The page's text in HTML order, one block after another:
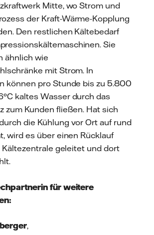
Mitte, wo Strom und
der Kraft-Wärme-Kopplung
Den restlichen Kältebedarf
Sie
ähnlich wie
mit Strom. In
können pro Stunde bis zu 5.800
kaltes Wasser durch das
zum Kunden fließen. Hat sich
die Kühlung vor Ort auf rund
wird es über einen Rücklauf
Kältezentrale geleitet und dort
für weitere
,